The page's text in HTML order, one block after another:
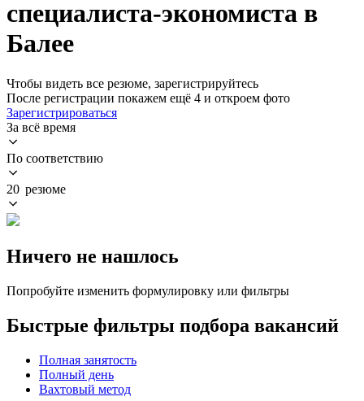
специалиста-экономиста в
Балее
Чтобы видеть все резюме, зарегистрируйтесь
После регистрации покажем ещё 4 и откроем фото
Зарегистрироваться
За всё время
По соответствию
20 резюме
Ничего не нашлось
Попробуйте изменить формулировку или фильтры
Быстрые фильтры подбора вакансий
Полная занятость
Полный день
Вахтовый метод